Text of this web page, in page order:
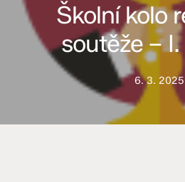
Školní kolo
soutěže –
6. 3. 2025